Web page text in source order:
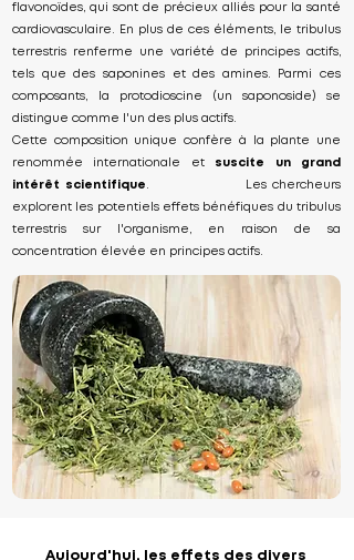
flavonoïdes, qui sont de précieux alliés pour la santé
cardiovasculaire. En plus de ces éléments, le tribulus
terrestris renferme une variété de principes actifs,
tels que des saponines et des amines. Parmi ces
composants, la protodioscine (un saponoside) se
distingue comme l'un des plus actifs.
Cette composition unique confère à la plante une
renommée internationale et suscite un grand
intérêt scientifique
. Les chercheurs
explorent les potentiels effets bénéfiques du tribulus
terrestris sur l'organisme, en raison de sa
concentration élevée en principes actifs.
Aujourd'hui, les effets des divers